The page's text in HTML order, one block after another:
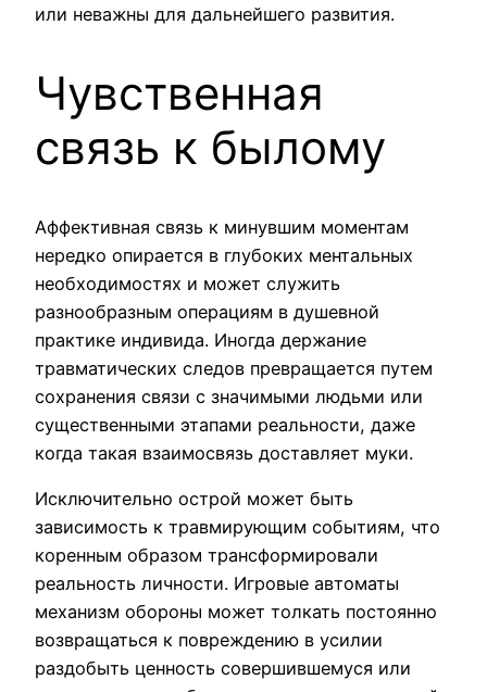
или неважны для дальнейшего развития.
Чувственная
связь к былому
Аффективная связь к минувшим моментам
нередко опирается в глубоких ментальных
необходимостях и может служить
разнообразным операциям в душевной
практике индивида. Иногда держание
травматических следов превращается путем
сохранения связи с значимыми людьми или
существенными этапами реальности, даже
когда такая взаимосвязь доставляет муки.
Исключительно острой может быть
зависимость к травмирующим событиям, что
коренным образом трансформировали
реальность личности. Игровые автоматы
механизм обороны может толкать постоянно
возвращаться к повреждению в усилии
раздобыть ценность совершившемуся или